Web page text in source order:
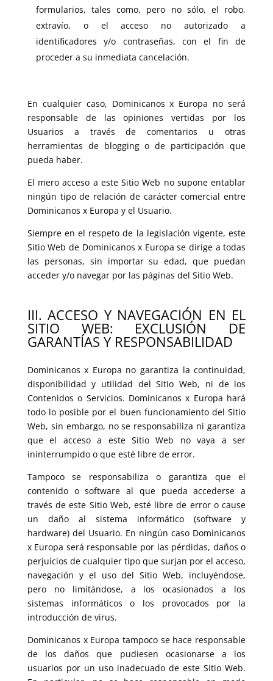
formularios, tales como, pero no sólo, el robo,
extravío, o el acceso no autorizado a
identificadores y/o contraseñas, con el fin de
proceder a su inmediata cancelación.
En cualquier caso, Dominicanos x Europa no será
responsable de las opiniones vertidas por los
Usuarios a través de comentarios u otras
herramientas de blogging o de participación que
pueda haber.
El mero acceso a este Sitio Web no supone entablar
ningún tipo de relación de carácter comercial entre
Dominicanos x Europa y el Usuario.
Siempre en el respeto de la legislación vigente, este
Sitio Web de Dominicanos x Europa se dirige a todas
las personas, sin importar su edad, que puedan
acceder y/o navegar por las páginas del Sitio Web.
III. ACCESO Y NAVEGACIÓN EN EL
SITIO WEB: EXCLUSIÓN DE
GARANTÍAS Y RESPONSABILIDAD
Dominicanos x Europa no garantiza la continuidad,
disponibilidad y utilidad del Sitio Web, ni de los
Contenidos o Servicios. Dominicanos x Europa hará
todo lo posible por el buen funcionamiento del Sitio
Web, sin embargo, no se responsabiliza ni garantiza
que el acceso a este Sitio Web no vaya a ser
ininterrumpido o que esté libre de error.
Tampoco se responsabiliza o garantiza que el
contenido o software al que pueda accederse a
través de este Sitio Web, esté libre de error o cause
un daño al sistema informático (software y
hardware) del Usuario. En ningún caso Dominicanos
x Europa será responsable por las pérdidas, daños o
perjuicios de cualquier tipo que surjan por el acceso,
navegación y el uso del Sitio Web, incluyéndose,
pero no limitándose, a los ocasionados a los
sistemas informáticos o los provocados por la
introducción de virus.
Dominicanos x Europa tampoco se hace responsable
de los daños que pudiesen ocasionarse a los
usuarios por un uso inadecuado de este Sitio Web.